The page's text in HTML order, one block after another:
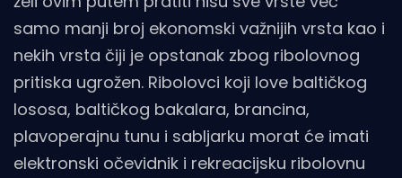
samo manji broj ekonomski važnijih vrsta kao i
nekih vrsta čiji je opstanak zbog ribolovnog
pritiska ugrožen. Ribolovci koji love baltičkog
lososa, baltičkog bakalara, brancina,
plavoperajnu tunu i sabljarku morat će imati
elektronski očevidnik i rekreacijsku ribolovnu